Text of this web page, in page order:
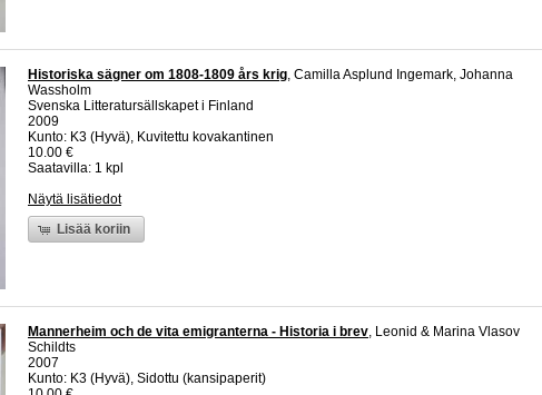
Historiska sägner om 1808-1809 års krig, Camilla Asplund Ingemark, Johanna
Wassholm
Svenska Litteratursällskapet i Finland
2009
Kunto: K3 (Hyvä), Kuvitettu kovakantinen
10.00 €
Saatavilla: 1 kpl
Näytä lisätiedot
Lisää koriin
Mannerheim och de vita emigranterna - Historia i brev, Leonid & Marina Vlasov
Schildts
2007
Kunto: K3 (Hyvä), Sidottu (kansipaperit)